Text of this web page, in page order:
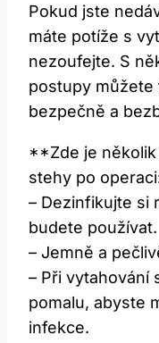
Pokud jste
máte potíže s
nezoufejte. S
postupy
bezpečně a
**Zde je několik
stehy po
– Dezinfikujte si
budete používat.
– Jemně a
– Při vytahování
pomalu, abyste
infekce.